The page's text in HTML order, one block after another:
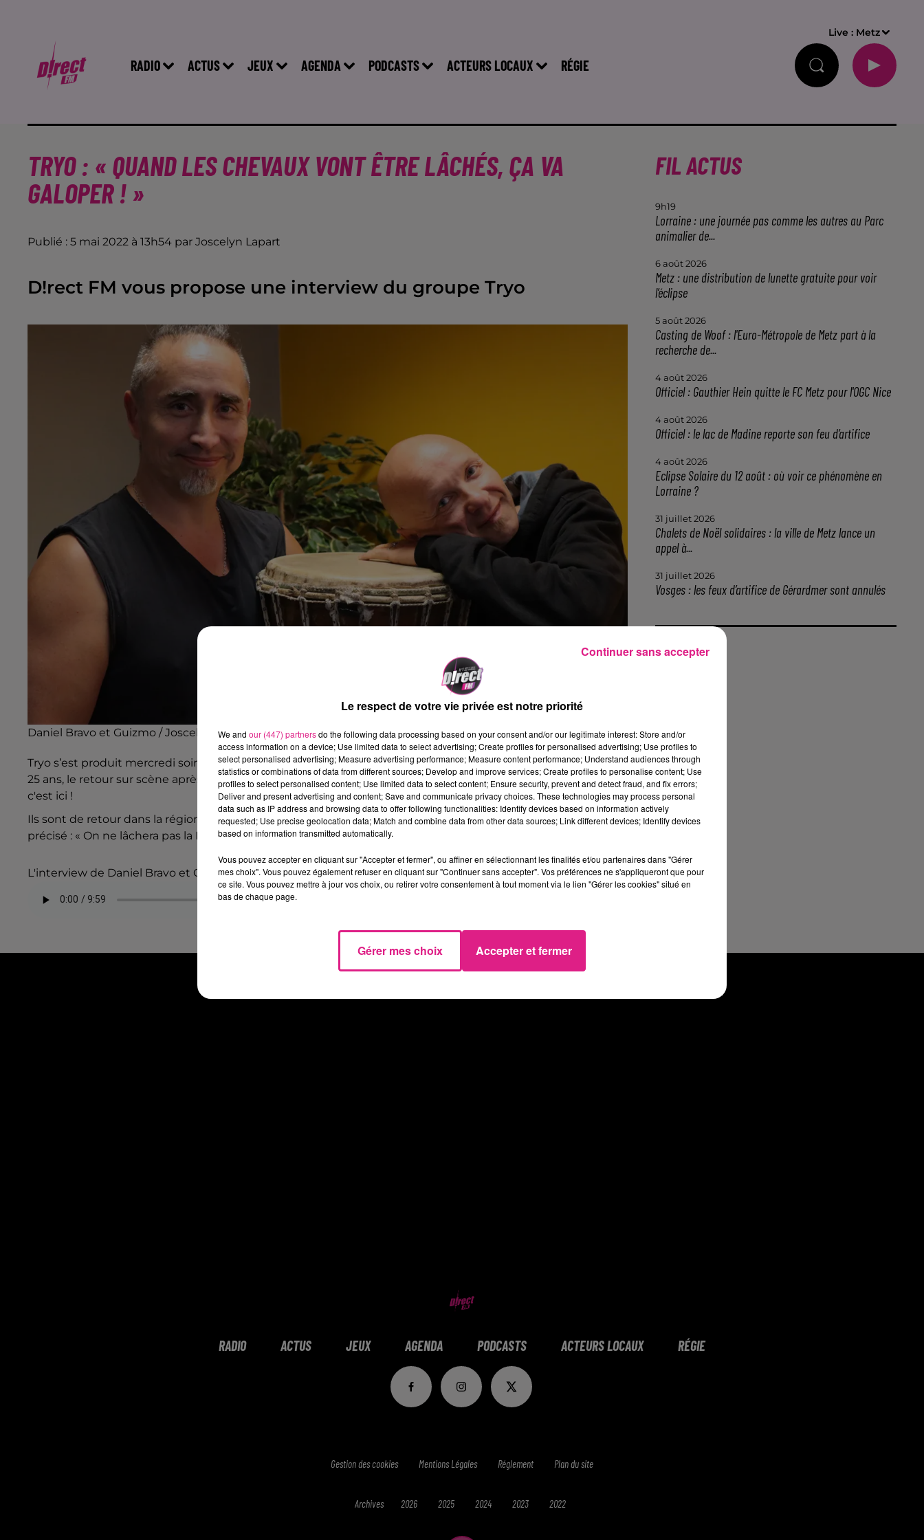
RADIO ACTUS JEUX AGENDA PODCASTS ACTEURS LOCAUX RÉGIE
Live : Metz
TRYO : « QUAND LES CHEVAUX VONT ÊTRE LÂCHÉS, ÇA VA
GALOPER ! »
Publié : 5 mai 2022 à 13h54 par Joscelyn Lapart
D!rect FM vous propose une interview du groupe Tryo
Daniel Bravo et Guizmo / Joscelyn Lapart
Tryo s’est produit mercredi soir à l’ Autre Canalà Nancy. On a eu le plaisir d’avoir le groupe eninterview. Les
25 ans, le retour sur scène après deux ans d’absence, l’engagement du groupe : pourtout savoir de Tryo ,
c'est ici !
Ils sont de retour dans la région le
25 mai à Metzpour leMuse D!RECT LIVE.Et comme ils nous l'ont bien
précisé : « On ne lâchera pas la Lorraine ! »
L'interview de Daniel Bravo et Guizmo du groupe Tryo !
FIL ACTUS
9h19
Lorraine : une journée pas comme les autres au Parc
animalier de...
6 août 2026
Metz : une distribution de lunette gratuite pour voir
l’éclipse
5 août 2026
Casting de Woof : l'Euro-Métropole de Metz part à la
recherche de...
4 août 2026
Officiel : Gauthier Hein quitte le FC Metz pour l'OGC Nice
4 août 2026
Officiel : le lac de Madine reporte son feu d’artifice
4 août 2026
Eclipse Solaire du 12 août : où voir ce phénomène en
Lorraine ?
31 juillet 2026
Chalets de Noël solidaires : la ville de Metz lance un
appel à...
31 juillet 2026
Vosges : les feux d’artifice de Gérardmer sont annulés
RADIO ACTUS JEUX AGENDA PODCASTS ACTEURS LOCAUX RÉGIE
Gestion des cookies Mentions Légales Réglement Plan du site
Archives 2026 2025 2024 2023 2022
Le respect de votre vie privée est notre priorité
We and our (447) partnersdo the following data processing based on your consent and/or our legitimate interest: Store and/or
access information on a device; Use limited data to select advertising; Create profiles for personalised advertising; Use profiles to
select personalised advertising; Measure advertising performance; Measure content performance; Understand audiences through
statistics or combinations of data from different sources; Develop and improve services; Create profiles to personalise content; Use
profiles to select personalised content; Use limited data to select content; Ensure security, prevent and detect fraud, and fix errors;
Deliver and present advertising and content; Save and communicate privacy choices. These technologies may process personal
data such as IP address and browsing data to offer following functionalities: Identify devices based on information actively
requested; Use precise geolocation data; Match and combine data from other data sources; Link different devices; Identify devices
based on information transmitted automatically.
Vous pouvez accepter en cliquant sur "Accepter et fermer", ou affiner en sélectionnant les finalités et/ou partenaires dans "Gérer
mes choix". Vous pouvez également refuser en cliquant sur "Continuer sans accepter". Vos préférences ne s'appliqueront que pour
ce site. Vous pouvez mettre à jour vos choix, ou retirer votre consentement à tout moment via le lien "Gérer les cookies" situé en
bas de chaque page.
Gérer mes choix Accepter et fermer
Continuer sans accepter